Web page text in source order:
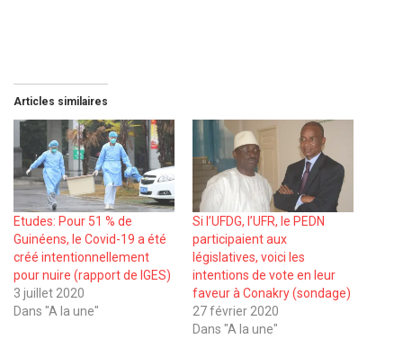
Articles similaires
Etudes: Pour 51 % de
Guinéens, le Covid-19 a été
créé intentionnellement
pour nuire (rapport de IGES)
3 juillet 2020
Dans "A la une"
Si l’UFDG, l’UFR, le PEDN
participaient aux
législatives, voici les
intentions de vote en leur
faveur à Conakry (sondage)
27 février 2020
Dans "A la une"